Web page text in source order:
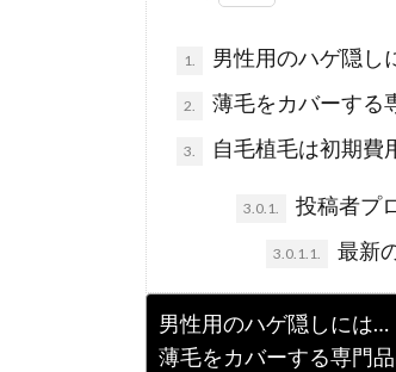
1. 男性用のハゲ隠し
2. 薄毛をカバーする
3. 自毛植毛は初期費
3.0.1. 投稿者プ
3.0.1.1. 最新
男性用のハゲ隠しには…
薄毛をカバーする専門